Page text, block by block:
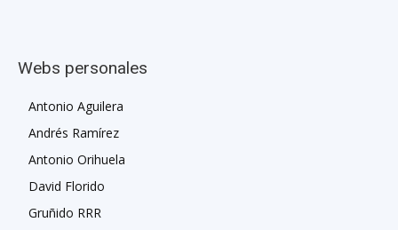
Webs personales
Antonio Aguilera
Andrés Ramírez
Antonio Orihuela
David Florido
Gruñido RRR